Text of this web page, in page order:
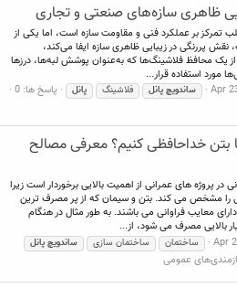
ظاهری سازه‌های صنعتی و تجاری
تمرکز بر عملکرد فنی و مقاومت سازه است، اما یکی از
پررنگی در زیبایی ظاهری سازه ایفا می‌کند،
یک محافظ فلاشینگ‌ها که به‌عنوان پوشش لبه‌ها، درزها
مورد استفاده قرار...
Apr ساندویچ پانل فلاشینگ پانل
پاسخ ها: 0
بتن خداحافظی کنیم؟ معرفی مصالح
در پروژه های عمرانی از اهمیت بالایی برخوردار است زیرا
را مشخص می کند. بتن و سیمان که از پر مصرف ترین
معایب فراوانی می باشند. به طور مثال در هنگام
بالایی مصرف می شود، از...
Apr ساختمان ساختمان سازی ساندویچ پانل
عمومی